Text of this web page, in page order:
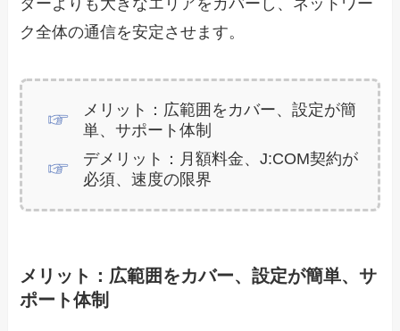
ターよりも大きなエリアをカバーし、ネットワー
ク全体の通信を安定させます。
メリット：広範囲をカバー、設定が簡
単、サポート体制
デメリット：月額料金、J:COM契約が
必須、速度の限界
メリット：広範囲をカバー、設定が簡単、サ
ポート体制